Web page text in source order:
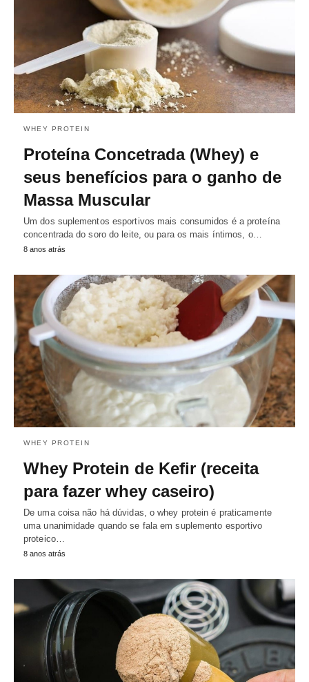
WHEY PROTEIN
Proteína Concetrada (Whey) e
seus benefícios para o ganho de
Massa Muscular
Um dos suplementos esportivos mais consumidos é a proteína
concentrada do soro do leite, ou para os mais íntimos, o…
8 anos atrás
WHEY PROTEIN
Whey Protein de Kefir (receita
para fazer whey caseiro)
De uma coisa não há dúvidas, o whey protein é praticamente
uma unanimidade quando se fala em suplemento esportivo
proteico…
8 anos atrás